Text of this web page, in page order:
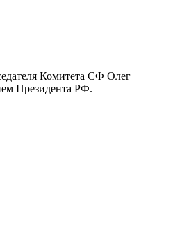
Комитета СФ Олег
Президента РФ.